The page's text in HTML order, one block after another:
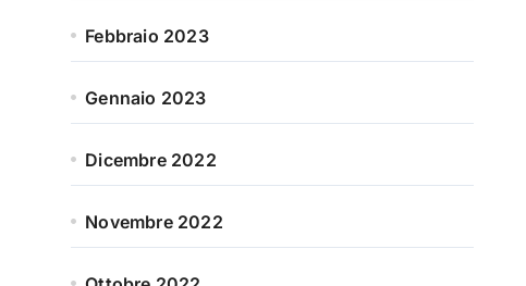
Febbraio 2023
Gennaio 2023
Dicembre 2022
Novembre 2022